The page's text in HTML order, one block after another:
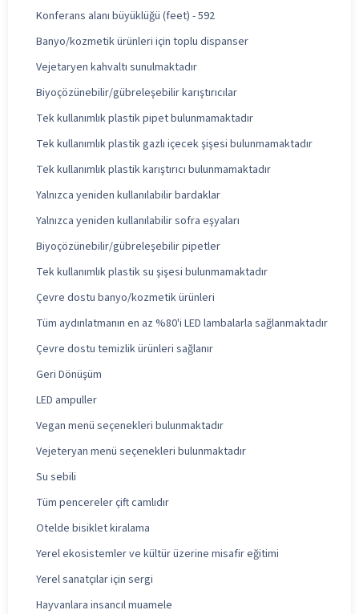
Konferans alanı büyüklüğü (feet) - 592
Banyo/kozmetik ürünleri için toplu dispanser
Vejetaryen kahvaltı sunulmaktadır
Biyoçözünebilir/gübreleşebilir karıştırıcılar
Tek kullanımlık plastik pipet bulunmamaktadır
Tek kullanımlık plastik gazlı içecek şişesi bulunmamaktadır
Tek kullanımlık plastik karıştırıcı bulunmamaktadır
Yalnızca yeniden kullanılabilir bardaklar
Yalnızca yeniden kullanılabilir sofra eşyaları
Biyoçözünebilir/gübreleşebilir pipetler
Tek kullanımlık plastik su şişesi bulunmamaktadır
Çevre dostu banyo/kozmetik ürünleri
Tüm aydınlatmanın en az %80'i LED lambalarla sağlanmaktadır
Çevre dostu temizlik ürünleri sağlanır
Geri Dönüşüm
LED ampuller
Vegan menü seçenekleri bulunmaktadır
Vejeteryan menü seçenekleri bulunmaktadır
Su sebili
Tüm pencereler çift camlıdır
Otelde bisiklet kiralama
Yerel ekosistemler ve kültür üzerine misafir eğitimi
Yerel sanatçılar için sergi
Hayvanlara insancıl muamele